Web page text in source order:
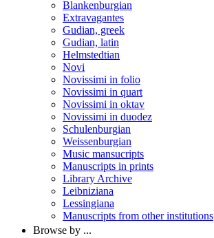
Blankenburgian
Extravagantes
Gudian, greek
Gudian, latin
Helmstedtian
Novi
Novissimi in folio
Novissimi in quart
Novissimi in oktav
Novissimi in duodez
Schulenburgian
Weissenburgian
Music mansucripts
Manuscripts in prints
Library Archive
Leibniziana
Lessingiana
Manuscripts from other institutions
Browse by ...